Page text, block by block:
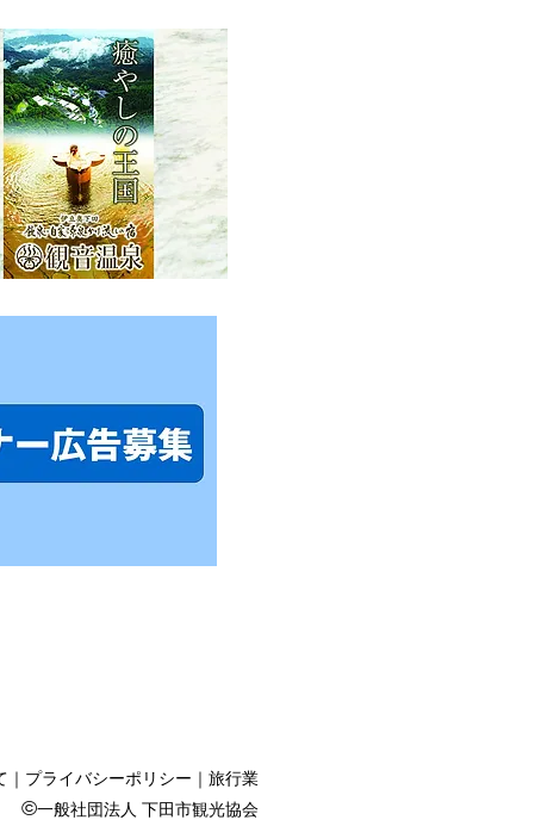
第60回 下田温泉水仙ま
花状況【最盛期】
｜ プライバシーポリシー ｜ 旅行業
©一般社団法人 下田市観光協会